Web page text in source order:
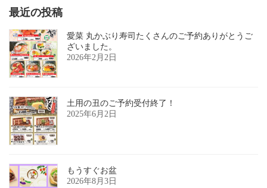
最近の投稿
愛菜 丸かぶり寿司たくさんのご予約ありがとうご
ざいました。
2026年2月2日
土用の丑のご予約受付終了！
2025年6月2日
もうすぐお盆
2026年8月3日